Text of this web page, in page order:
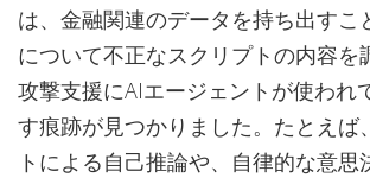
は、金融関連のデータを持ち出すこ
について不正なスクリプトの内容を
攻撃支援にAIエージェントが使われ
す痕跡が見つかりました。たとえば
トによる自己推論や、自律的な意思